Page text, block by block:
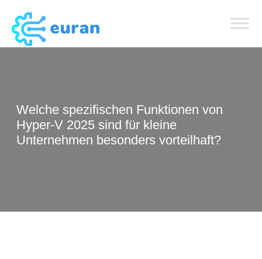
Welche spezifischen Funktionen von
Hyper-V 2025 sind für kleine
Unternehmen besonders vorteilhaft?